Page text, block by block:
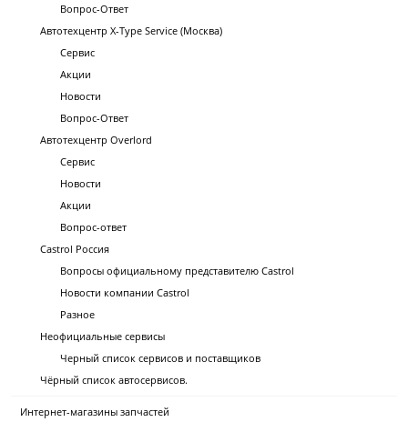
Вопрос-Ответ
Автотехцентр X-Type Service (Москва)
Сервис
Акции
Новости
Вопрос-Ответ
Автотехцентр Overlord
Сервис
Новости
Акции
Вопрос-ответ
Castrol Россия
Вопросы официальному представителю Castrol
Новости компании Castrol
Разное
Неофициальные сервисы
Черный список сервисов и поставщиков
Чёрный список автосервисов.
Интернет-магазины запчастей